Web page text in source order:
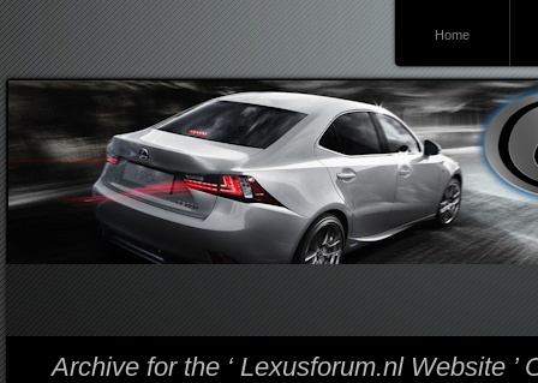
Home
Archive for the ‘ Lexusforum.nl Website ’